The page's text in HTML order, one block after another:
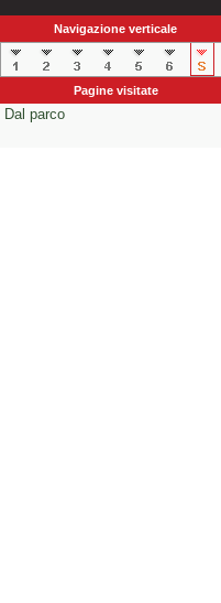
Navigazione verticale
Pagine visitate
Dal parco